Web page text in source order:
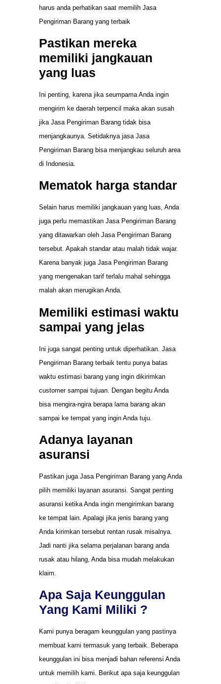
harus anda perhatikan saat memilih Jasa
Pengiriman Barang yang terbaik
Pastikan mereka
memiliki jangkauan
yang luas
Ini penting, karena jika seumpama Anda ingin
mengirim ke daerah terpencil maka akan susah
jika Jasa Pengiriman Barang tidak bisa
menjangkaunya. Setidaknya jasa Jasa
Pengiriman Barang bisa menjangkau seluruh area
di Indonesia.
Mematok harga standar
Selain harus memiliki jangkauan yang luas, Anda
juga perlu memastikan Jasa Pengiriman Barang
yang ditawarkan oleh Jasa Pengiriman Barang
tersebut. Apakah standar atau malah tidak wajar.
Karena banyak juga Jasa Pengiriman Barang
yang mengenakan tarif terlalu mahal sehingga
malah akan merugikan Anda.
Memiliki estimasi waktu
sampai yang jelas
Ini juga sangat penting untuk diperhatikan. Jasa
Pengiriman Barang terbaik tentu punya batas
waktu estimasi barang yang ingin dikirimkan
customer sampai tujuan. Dengan begitu Anda
bisa mengira-ngira berapa lama barang akan
sampai ke tempat yang ingin Anda tuju.
Adanya layanan
asuransi
Pastikan juga Jasa Pengiriman Barang yang Anda
pilih memiliki layanan asuransi. Sangat penting
asuransi ketika Anda ingin mengirimkan barang
ke tempat lain. Apalagi jika jenis barang yang
Anda kirimkan tersebut rentan rusak misalnya.
Jadi nanti jika selama perjalanan barang anda
rusak atau hilang, Anda bisa mudah melakukan
klaim.
Apa Saja Keunggulan
Yang Kami Miliki ?
Kami punya beragam keunggulan yang pastinya
membuat kami termasuk yang terbaik. Beberapa
keunggulan ini bisa menjadi bahan referensi Anda
untuk memilih kami. Berikut apa saja keunggulan